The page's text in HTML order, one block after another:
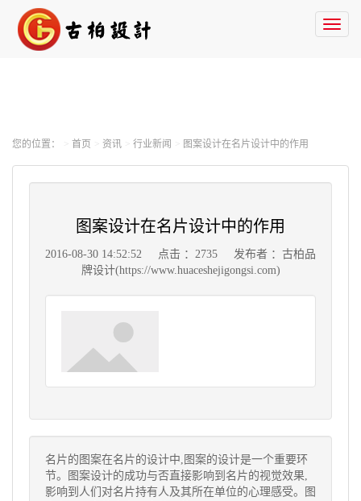
您的位置： 首页 资讯 行业新闻 图案设计在名片设计中的作用
图案设计在名片设计中的作用
2016-08-30 14:52:52 点击 ：2735
发布者 ：古柏品
牌设计(https://www.huaceshejigongsi.com)
名片的图案在名片的设计中,图案的设计是一个重要环
节。图案设计的成功与否直接影响到名片的视觉效果,
影响到人们对名片持有人及其所在单位的心理感受。图